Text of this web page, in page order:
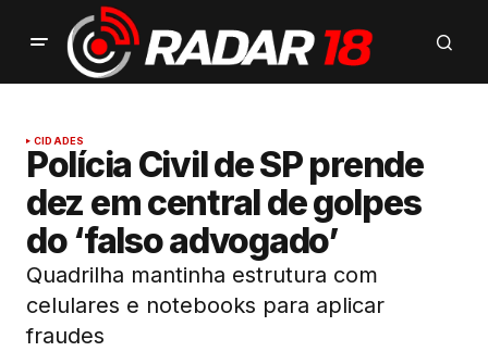
CIDADES
Polícia Civil de SP prende
dez em central de golpes
do ‘falso advogado’
Quadrilha mantinha estrutura com
celulares e notebooks para aplicar
fraudes